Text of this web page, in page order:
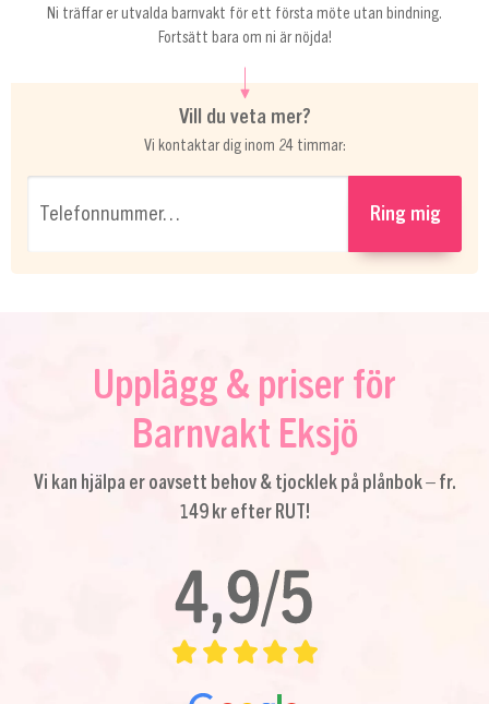
Ni träffar er utvalda barnvakt för ett första möte utan bindning.
Fortsätt bara om ni är nöjda!
Vill du veta mer?
Vi kontaktar dig inom 24 timmar:
Telefonnummer… Ring mig
Upplägg & priser för
Barnvakt Eksjö
Vi kan hjälpa er oavsett behov & tjocklek på plånbok – fr.
149 kr efter RUT!